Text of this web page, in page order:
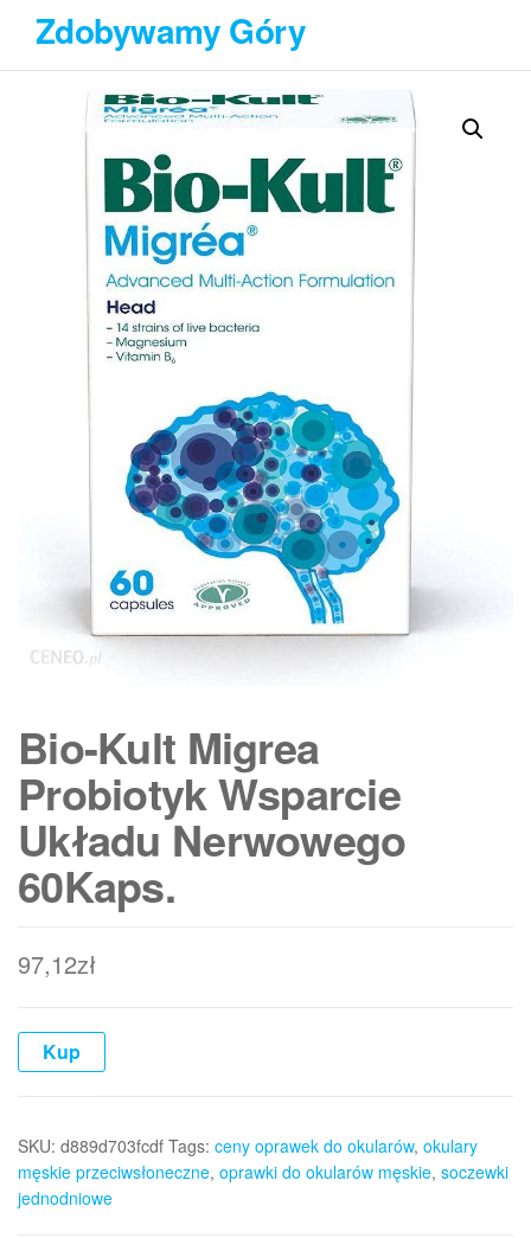
Przejdź
treści
Zdobywamy Góry
Bio-Kult Migrea
Probiotyk Wsparcie
Układu Nerwowego
60Kaps.
97,12zł
Kup
SKU: d889d703fcdf Tags: ceny oprawek do okularów, okulary
męskie przeciwsłoneczne, oprawki do okularów męskie, soczewki
jednodniowe